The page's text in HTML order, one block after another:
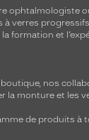
ophtalmologiste
à verres
formation et
nos
monture et les
de produits